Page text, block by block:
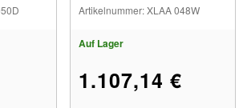
Artikelnummer: XLAA 048W
Auf Lager
1.107,14 €